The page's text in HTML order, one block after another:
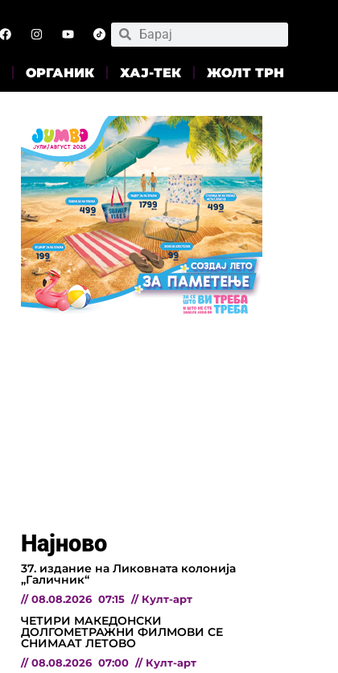
ОРГАНИК ХАЈ-ТЕК ЖОЛТ ТРН
Најново
37. издание на Ликовната колонија
„Галичник“
// 08.08.2026 07:15 // Култ-арт
ЧЕТИРИ МАКЕДОНСКИ
ДОЛГОМЕТРАЖНИ ФИЛМОВИ СЕ
СНИМААТ ЛЕТОВО
// 08.08.2026 07:00 // Култ-арт